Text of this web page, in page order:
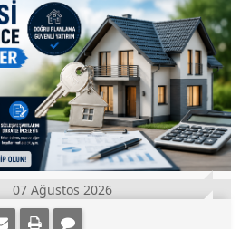
07 Ağustos 2026